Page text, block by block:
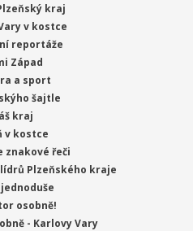
kraj
v kostce
reportáže
Západ
a sport
šajtle
kraj
v kostce
znakové řeči
Plzeňského kraje
osobně!
- Karlovy Vary